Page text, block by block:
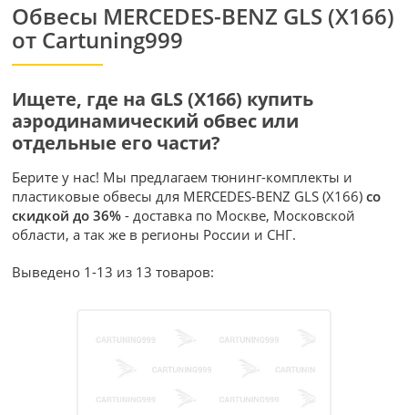
Обвесы MERCEDES-BENZ GLS (X166)
от Cartuning999
Ищете, где на GLS (X166) купить
аэродинамический обвес или
отдельные его части?
Берите у нас! Мы предлагаем тюнинг-комплекты и
пластиковые обвесы для MERCEDES-BENZ GLS (X166)со
скидкой до 36% - доставка по Москве, Московской
области, а так же в регионы России и СНГ.
Выведено 1-13 из 13 товаров: